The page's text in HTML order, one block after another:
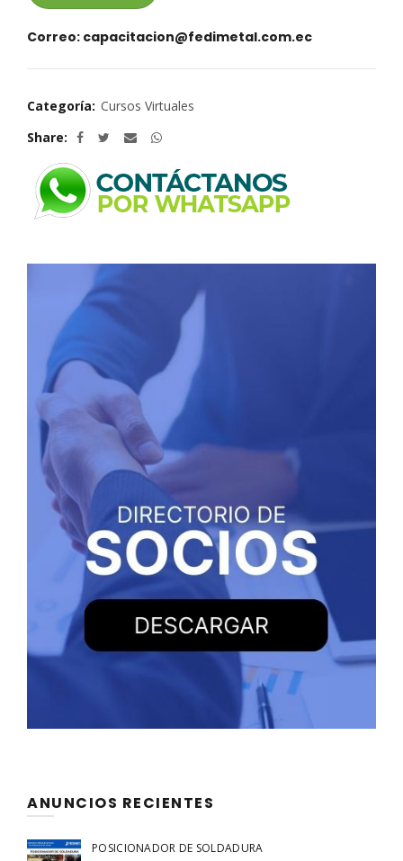
Correo: capacitacion@fedimetal.com.ec
Categoría: Cursos Virtuales
Share
ANUNCIOS RECIENTES
POSICIONADOR DE SOLDADURA